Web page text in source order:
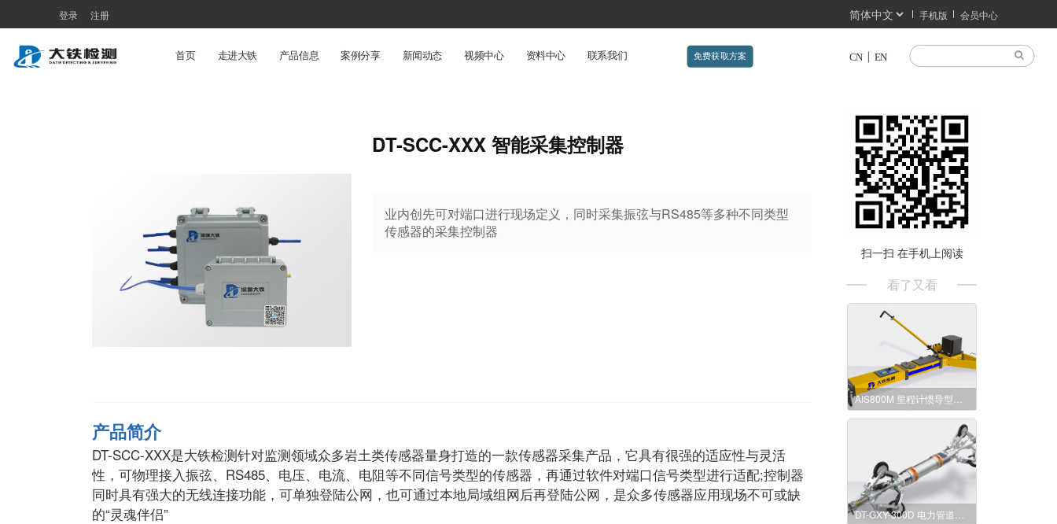
登录 注册 手机版 会员中心
首页 走进大铁 产品信息 案例分享 新闻动态 视频中心 资料中心 联系我们 CN EN
免费获取方案
DT-SCC-XXX 智能采集控制器
业内创先可对端口进行现场定义，同时采集振弦与RS485等多种不同类型
传感器的采集控制器
产品简介
DT-SCC-XXX是大铁检测针对监测领域众多岩土类传感器量身打造的一款传感器采集产品，它具有很强的适应性与灵活
性，可物理接入振弦、RS485、电压、电流、电阻等不同信号类型的传感器，再通过软件对端口信号类型进行适配;控制器
同时具有强大的无线连接功能，可单独登陆公网，也可通过本地局域组网后再登陆公网，是众多传感器应用现场不可或缺
的“灵魂伴侣”
扫一扫 在手机上阅读
看了又看